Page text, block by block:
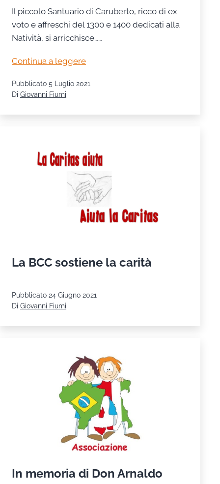
Il piccolo Santuario di Caruberto, ricco di ex
voto e affreschi del 1300 e 1400 dedicati alla
Natività, si arricchisce……
Continua a leggere“Madri
nel
di
Pubblicato 5 Luglio 2021
Di Giovanni Fiumi
La BCC sostiene la carità
Pubblicato 24 Giugno 2021
Di Giovanni Fiumi
In memoria di Don Arnaldo